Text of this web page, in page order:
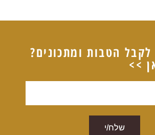
הטבות ומתכונים?
>>
שלח/י